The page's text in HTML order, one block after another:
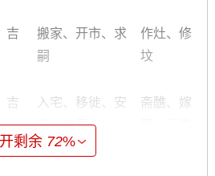
吉
搬家、开市、求
嗣
作灶、修
坟
吉
入宅、移徙、安
床、交易
斋醮、嫁
剩余 72%